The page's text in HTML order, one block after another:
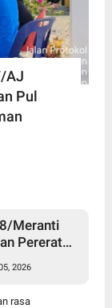
AJ
Pul
Meranti
Pererat
2026
rasa